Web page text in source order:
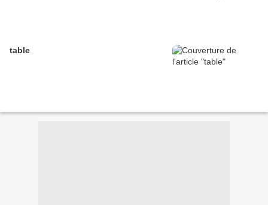
table